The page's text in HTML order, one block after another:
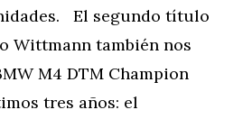
El segundo título
Wittmann también nos
M4 DTM Champion
tres años: el